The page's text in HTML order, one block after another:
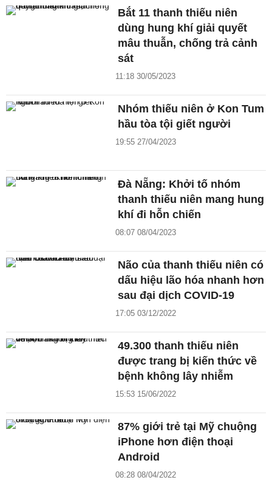
Bắt 11 thanh thiếu niên
dùng hung khí giải quyết
mâu thuẫn, chống trả cảnh
sát
11:18 30/05/2023
Nhóm thiếu niên ở Kon Tum
hầu tòa tội giết người
19:55 27/04/2023
Đà Nẵng: Khởi tố nhóm
thanh thiếu niên mang hung
khí đi hỗn chiến
08:07 08/04/2023
Não của thanh thiếu niên có
dấu hiệu lão hóa nhanh hơn
sau đại dịch COVID-19
17:05 03/12/2022
49.300 thanh thiếu niên
được trang bị kiến thức về
bệnh không lây nhiễm
15:53 15/06/2022
87% giới trẻ tại Mỹ chuộng
iPhone hơn điện thoại
Android
08:28 08/04/2022